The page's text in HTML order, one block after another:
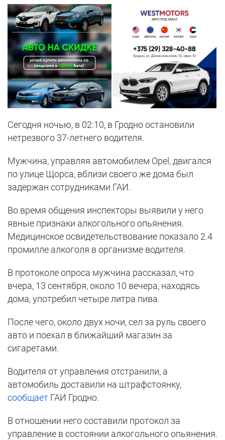
Сегодня ночью, в 02:10, в Гродно остановили
нетрезвого 37-летнего водителя.
Мужчина, управляя автомобилем Opel, двигался
по улице Щорса, вблизи своего же дома был
задержан сотрудниками ГАИ.
Во время общения инспекторы выявили у него
явные признаки алкогольного опьянения.
Медицинское освидетельствование показало 2.4
промилле алкоголя в организме водителя.
В протоколе опроса мужчина рассказал, что
вчера, 13 сентября, около 10 вечера, находясь
дома, употребил четыре литра пива.
После чего, около двух ночи, сел за руль своего
авто и поехал в ближайший магазин за
сигаретами.
Водителя от управления отстранили, а
автомобиль доставили на штрафстоянку,
сообщает ГАИ Гродно.
В отношении него составили протокол за
управление в состоянии алкогольного опьянения.